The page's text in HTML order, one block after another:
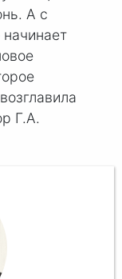
А с
Г.А.